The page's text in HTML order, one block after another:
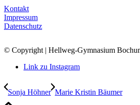
Kontakt
Impressum
Datenschutz
© Copyright | Hellweg-Gymnasium
Link zu Instagram
Sonja Höhner Marie Kristin Bäumer